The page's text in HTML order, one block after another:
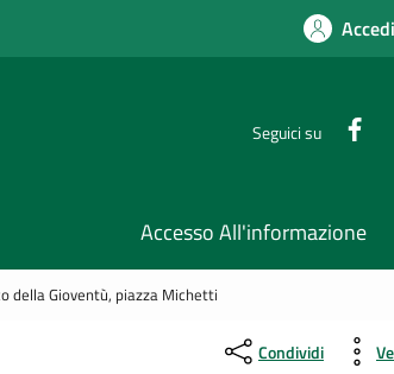
Seguici su
Accesso All'informazione
della Gioventù, piazza Michetti
Condividi